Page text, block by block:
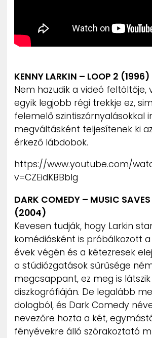
KENNY LARKIN – LOOP 2 (1996)
Nem hazudik a videó feltöltője,
egyik legjobb régi trekkje ez,
felemelő szintiszárnyalásokkal
megváltásként teljesítenek ki
érkező lábdobok.
https://www.youtube.com/
v=CZEidKBBblg
DARK COMEDY – MUSIC
(2004)
Kevesen tudják, hogy Larkin
komédiásként is próbálkozott
évek végén és a kétezresek
a stúdiózgatások sűrűsége
megcsappant, ez meg is
diszkográfiáján. De legalább
dologból, és Dark Comedy
nevezőre hozta a két,
fényévekre álló szórakoztató